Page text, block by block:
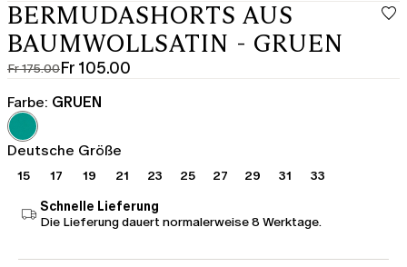
BERMUDASHORTS AUS
BAUMWOLLSATIN - GRUEN
Fr 175.00
Ursprünglicher
Preis
Fr
175.00
Fr 105.00
Aktueller
Preis
Fr
105.00
Farbe: GRUEN
Deutsche Größe
15 17 19 21 23 25 27 29 31 33
Schnelle Lieferung
Die Lieferung dauert normalerweise 8 Werktage.